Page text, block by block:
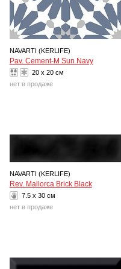
NAVARTI (KERLIFE)
Pav. Cement-M Sun Navy
20 x 20 см
нет в продаже
NAVARTI (KERLIFE)
Rev. Mallorca Brick Black
7.5 x 30 см
нет в продаже